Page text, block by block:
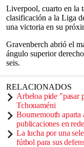
Liverpool, cuarto en la
clasificación a la Liga
una victoria en su
Gravenberch abrió el
ángulo superior
seis.
RELACIONADOS
Arbeloa pide "pasar
Tchouaméni
Bournemouth aparta
publicaciones en
La lucha por una
fútbol para sus